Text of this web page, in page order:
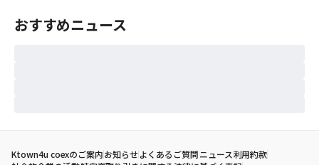
おすすめニュース
Ktown4u coexのご案内お知らせよくあるご質問ニュース利用約款